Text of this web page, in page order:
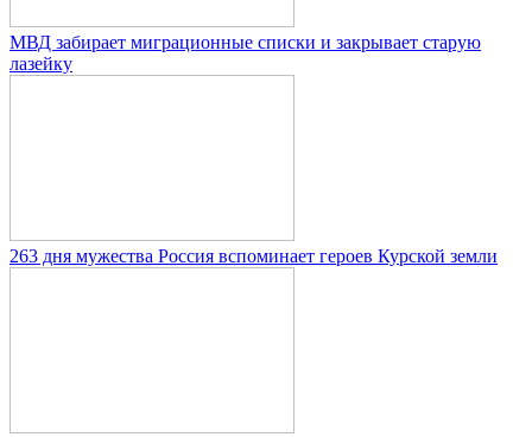
МВД забирает миграционные списки и закрывает старую
лазейку
263 дня мужества Россия вспоминает героев Курской земли